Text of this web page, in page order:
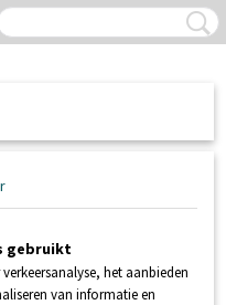
gebruikt
het aanbieden
van informatie en